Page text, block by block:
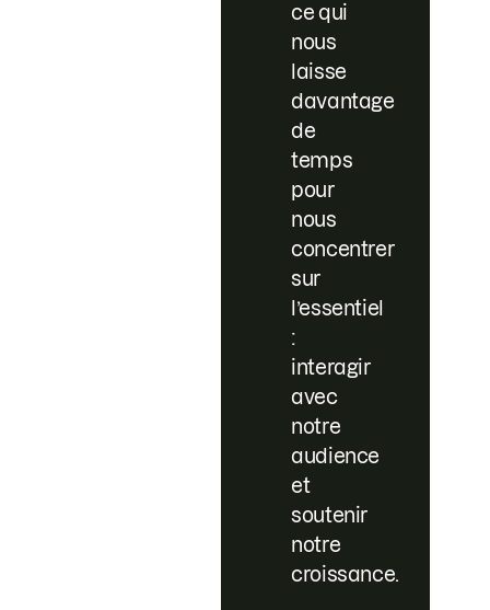
ce qui
nous
laisse
davantage
de
temps
pour
nous
concentrer
sur
l’essentiel
:
interagir
avec
notre
audience
et
soutenir
notre
croissance.